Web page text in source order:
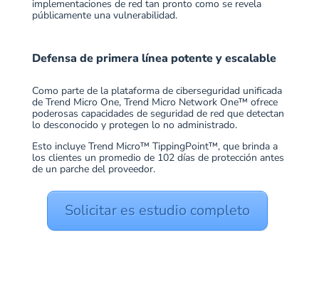
implementaciones de red tan pronto como se revela
públicamente una vulnerabilidad.
Defensa de primera línea potente y escalable
Como parte de la plataforma de ciberseguridad unificada
de Trend Micro One, Trend Micro Network One™ ofrece
poderosas capacidades de seguridad de red que detectan
lo desconocido y protegen lo no administrado.
Esto incluye Trend Micro™ TippingPoint™, que brinda a
los clientes un promedio de 102 días de protección antes
de un parche del proveedor.
Solicitar es estudio completo